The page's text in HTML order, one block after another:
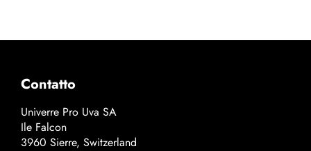
Contatto
Univerre Pro Uva SA
Ile Falcon
3960 Sierre, Switzerland